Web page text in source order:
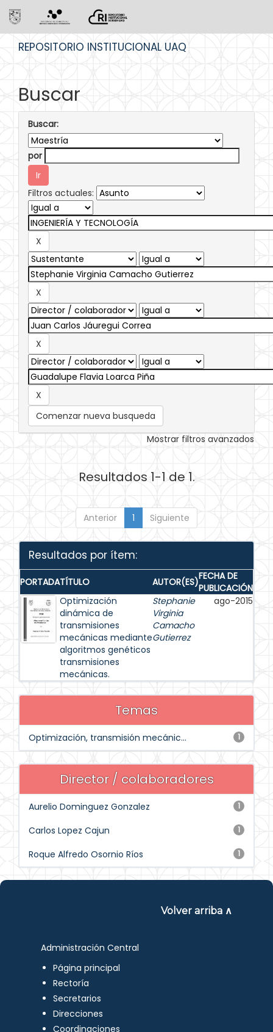
REPOSITORIO INSTITUCIONAL UAQ
Buscar
Buscar:
por
Filtros actuales:
Comenzar nueva busqueda
Mostrar filtros avanzados
Resultados 1-1 de 1.
Anterior 1 Siguiente
Resultados por ítem:
PORTADATÍTULO AUTOR(ES)FECHA DE
PUBLICACIÓN
Optimización
dinámica de
transmisiones
mecánicas mediante
algoritmos genéticos
transmisiones
mecánicas.
Stephanie
Virginia
Camacho
Gutierrez
ago-2015
Temas
1
Optimización, transmisión mecánic...
Director / colaboradores
1
Aurelio Dominguez Gonzalez
1
Carlos Lopez Cajun
1
Roque Alfredo Osornio Ríos
Volver arriba ∧
Administración Central
Página principal
Rectoría
Secretarios
Direcciones
Coordinaciones